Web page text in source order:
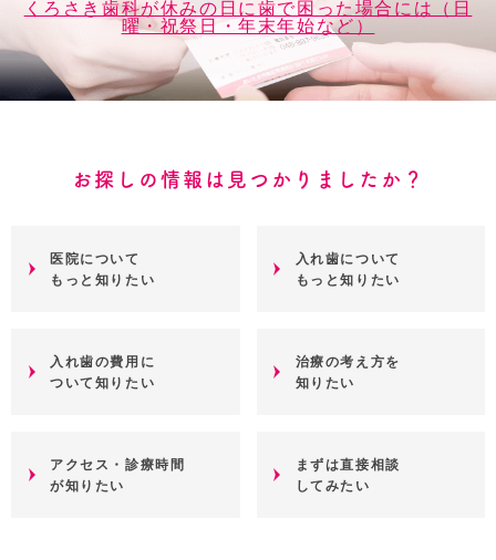
くろさき歯科が休みの日に歯で困った場合には（日
曜・祝祭日・年末年始など）
お探しの情報は見つかりましたか？
医院について
もっと知りたい
入れ歯について
もっと知りたい
入れ歯の費用に
ついて知りたい
治療の考え方を
知りたい
アクセス・診療時間
が知りたい
まずは直接相談
してみたい